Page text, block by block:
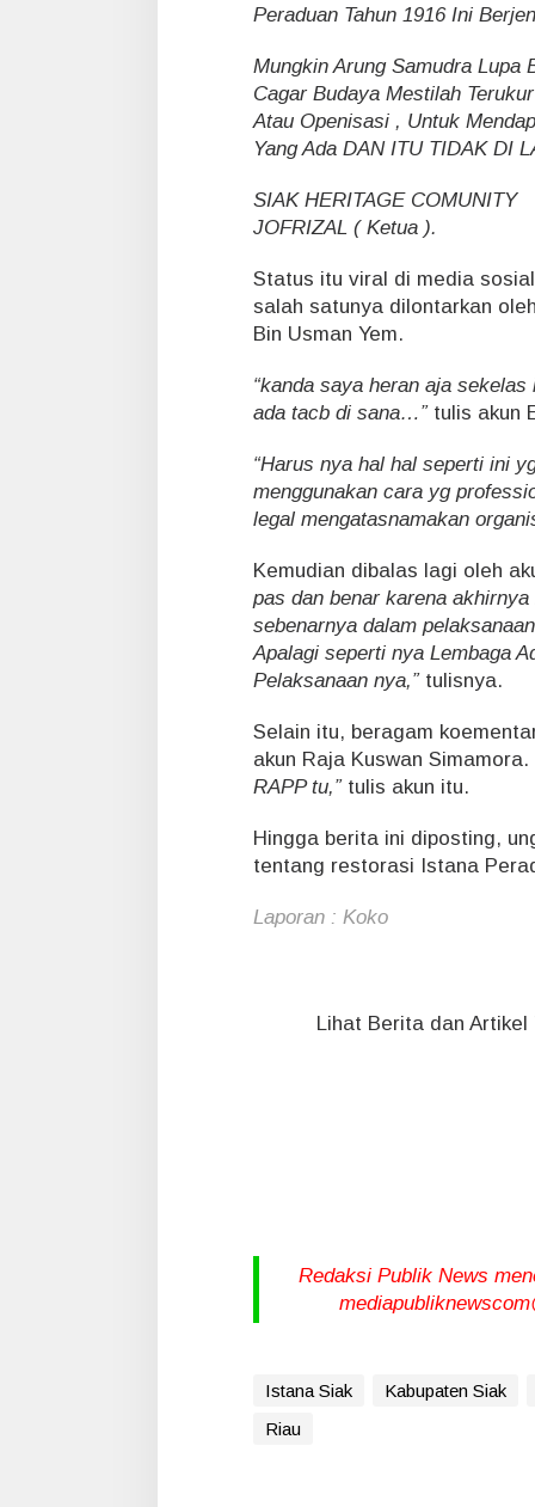
Peraduan Tahun 1916 Ini
Mungkin Arung Samudra Lupa
Cagar Budaya Mestilah
Atau Openisasi , Untuk
Yang Ada DAN ITU TIDAK DI
SIAK HERITAGE COMUNITY
JOFRIZAL ( Ketua ).
Status itu viral di media
salah satunya dilontarkan
Bin Usman Yem.
“kanda saya heran aja
ada tacb di sana…”tulis akun
“Harus nya hal hal seperti ini
menggunakan cara yg
legal mengatasnamakan
Kemudian dibalas lagi oleh
pas dan benar karena
sebenarnya dalam
Apalagi seperti nya Lembaga
Pelaksanaan nya,”tulisnya.
Selain itu, beragam
akun Raja Kuswan Simamora.
RAPP tu,”tulis akun itu.
Hingga berita ini diposting,
tentang restorasi Istana
Laporan : Koko
Lihat Berita dan Artikel
Redaksi Publik News
Istana Siak Kabupaten Siak
Riau